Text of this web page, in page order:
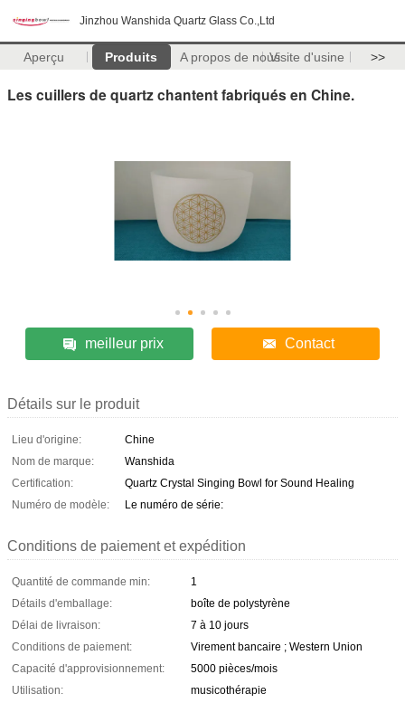
Jinzhou Wanshida Quartz Glass Co.,Ltd
Aperçu Produits A propos de nousVisite d'usine >>
Les cuillers de quartz chantent fabriqués en Chine.
meilleur prix Contact
Détails sur le produit
Lieu d'origine:
Chine
Nom de marque:
Wanshida
Certification:
Quartz Crystal Singing Bowl for Sound Healing
Numéro de modèle:
Le numéro de série:
Conditions de paiement et expédition
Quantité de commande min:
1
Détails d'emballage:
boîte de polystyrène
Délai de livraison:
7 à 10 jours
Conditions de paiement:
Virement bancaire ; Western Union
Capacité d'approvisionnement:
5000 pièces/mois
Utilisation:
musicothérapie